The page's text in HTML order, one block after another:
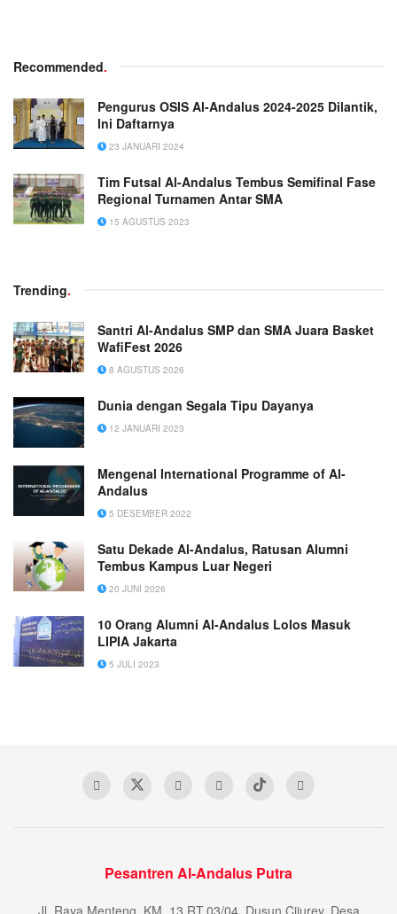
Recommended.
Pengurus OSIS Al-Andalus 2024-2025 Dilantik,
Ini Daftarnya
23 JANUARI 2024
Tim Futsal Al-Andalus Tembus Semifinal Fase
Regional Turnamen Antar SMA
15 AGUSTUS 2023
Trending.
Santri Al-Andalus SMP dan SMA Juara Basket
WafiFest 2026
8 AGUSTUS 2026
Dunia dengan Segala Tipu Dayanya
12 JANUARI 2023
Mengenal International Programme of Al-
Andalus
5 DESEMBER 2022
Satu Dekade Al-Andalus, Ratusan Alumni
Tembus Kampus Luar Negeri
20 JUNI 2026
10 Orang Alumni Al-Andalus Lolos Masuk
LIPIA Jakarta
5 JULI 2023
Pesantren Al-Andalus Putra
Jl. Raya Menteng, KM. 13 RT.03/04, Dusun Cijurey, Desa